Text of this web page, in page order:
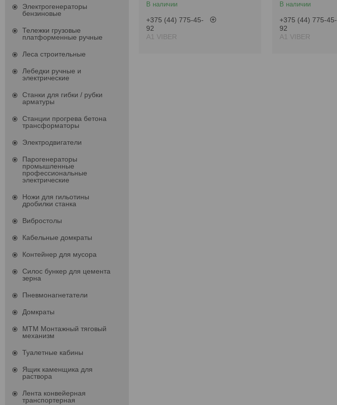
В наличии
+375 (44) 775-45-
92
А1 VIBER
В наличии
+375 (44) 775-45-
92
А1 VIBER
Электрогенераторы
бензиновые
Тележки грузовые
платформенные ручные
Леса строительные
Лебедки ручные и
электрические
Станки для гибки / рубки
арматуры
Станции прогрева бетона
трансформаторы
Электродвигатели
Парогенераторы
промышленные
профессиональные
электрические
Ножи для гильотины
дробилки станка
Вибростолы
Кабельные домкраты
Контейнер для мусора
Силос бункер для цемента
зерна
Пневмонагнетатели
Домкраты
МТМ Монтажный тяговый
механизм
Туалетные кабины
Ящик каменщика для
раствора
Лента конвейерная
транспортерная